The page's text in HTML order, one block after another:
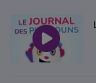
Replay TV
Où regarder TV